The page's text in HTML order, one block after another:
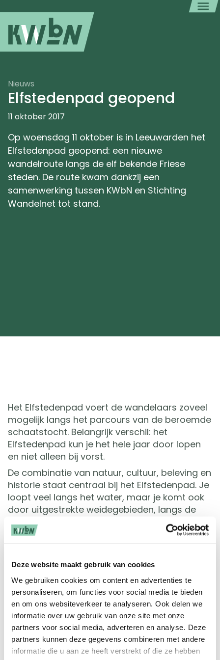
Deze website maakt gebruik van cookies
We gebruiken cookies om content en advertenties te
personaliseren, om functies voor social media te bieden
en om ons websiteverkeer te analyseren. Ook delen we
informatie over uw gebruik van onze site met onze
partners voor social media, adverteren en analyse. Deze
partners kunnen deze gegevens combineren met andere
informatie die u aan ze heeft verstrekt of die ze hebben
Nieuws
Elfstedenpad geopend
11 oktober 2017
Op woensdag 11 oktober is in Leeuwarden het
Elfstedenpad geopend: een nieuwe
wandelroute langs de elf bekende Friese
steden. De route kwam dankzij een
samenwerking tussen KWbN en Stichting
Wandelnet tot stand.
Het Elfstedenpad voert de wandelaars zoveel
mogelijk langs het parcours van de beroemde
schaatstocht. Belangrijk verschil: het
Elfstedenpad kun je het hele jaar door lopen
en niet alleen bij vorst.
De combinatie van natuur, cultuur, beleving en
historie staat centraal bij het Elfstedenpad. Je
loopt veel langs het water, maar je komt ook
door uitgestrekte weidegebieden, langs de
oevers van meren en door het
terpenlandschap. De route brengt je ook op
plaatsen waar de schaatsers tijdens de 'tocht
langs, maar juist door de vele kleine dorpen. In
ieder van de elf steden kun je een
(historische) rondwandeling maken.
Routemakers Johan Vellinga en Broer Adema
ontwierpen de route van het Elfstedenpad.
Het Elfstedenpad heeft een lengte van 283
kilometer en is opgedeeld in 46 etappes. De